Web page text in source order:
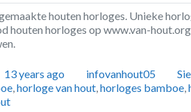
houten horloges. Unieke
houten horloges op www.van-
13 years ago Auteur
infovanhout05
horloge van hout horloges bamboe